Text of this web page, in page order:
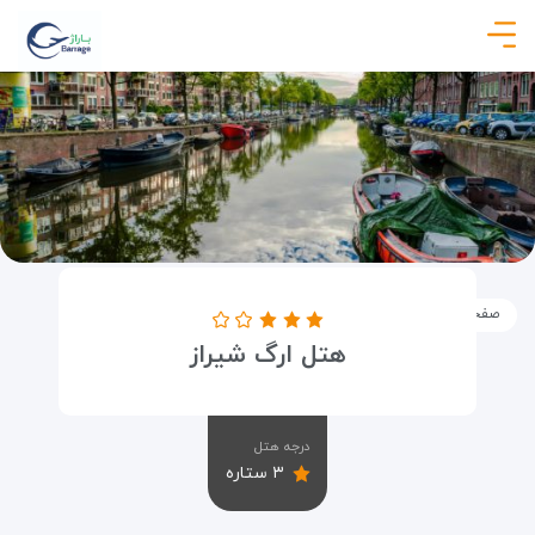
صفحه نخست اقامتگاه ها هتل ارگ شیراز
هتل ارگ شیراز
درجه هتل